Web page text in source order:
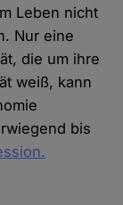
Leben nicht
Nur eine
die um ihre
weiß, kann
bis